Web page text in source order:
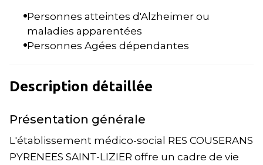
Personnes atteintes d'Alzheimer ou
maladies apparentées
Personnes Agées dépendantes
Description détaillée
Présentation générale
L'établissement médico-social RES COUSERANS
PYRENEES SAINT-LIZIER offre un cadre de vie